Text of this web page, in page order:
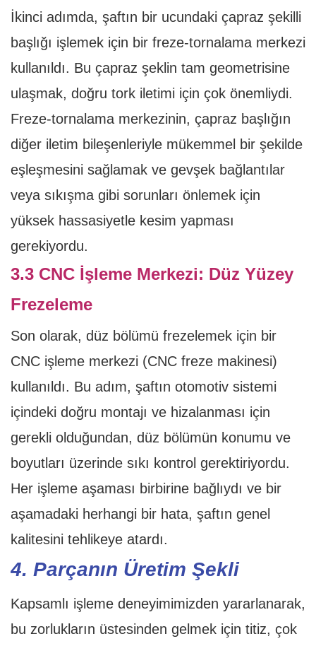
İkinci adımda, şaftın bir ucundaki çapraz şekilli
başlığı işlemek için bir freze-tornalama merkezi
kullanıldı. Bu çapraz şeklin tam geometrisine
ulaşmak, doğru tork iletimi için çok önemliydi.
Freze-tornalama merkezinin, çapraz başlığın
diğer iletim bileşenleriyle mükemmel bir şekilde
eşleşmesini sağlamak ve gevşek bağlantılar
veya sıkışma gibi sorunları önlemek için
yüksek hassasiyetle kesim yapması
gerekiyordu.
3.3 CNC İşleme Merkezi: Düz Yüzey
Frezeleme
Son olarak, düz bölümü frezelemek için bir
CNC işleme merkezi (CNC freze makinesi)
kullanıldı. Bu adım, şaftın otomotiv sistemi
içindeki doğru montajı ve hizalanması için
gerekli olduğundan, düz bölümün konumu ve
boyutları üzerinde sıkı kontrol gerektiriyordu.
Her işleme aşaması birbirine bağlıydı ve bir
aşamadaki herhangi bir hata, şaftın genel
kalitesini tehlikeye atardı.
4. Parçanın Üretim Şekli
Kapsamlı işleme deneyimimizden yararlanarak,
bu zorlukların üstesinden gelmek için titiz, çok